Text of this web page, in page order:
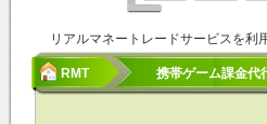
リアルマネートレードサービスを
RMT 携帯ゲーム課金代